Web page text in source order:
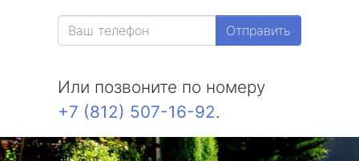
Отправить
Или позвоните по номеру
+7 (812) 507-16-92.